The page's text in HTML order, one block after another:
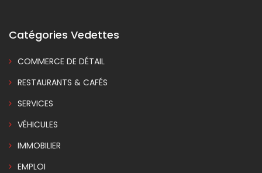
Catégories Vedettes
COMMERCE DE DÉTAIL
RESTAURANTS & CAFÉS
SERVICES
VÉHICULES
IMMOBILIER
EMPLOI